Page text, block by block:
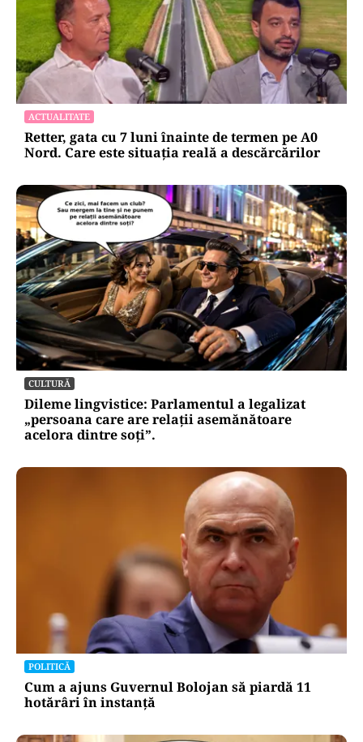
ACTUALITATE
Retter, gata cu 7 luni înainte de termen pe A0
Nord. Care este situația reală a descărcărilor
CULTURĂ
Dileme lingvistice: Parlamentul a legalizat
„persoana care are relații asemănătoare
acelora dintre soți”.
POLITICĂ
Cum a ajuns Guvernul Bolojan să piardă 11
hotărâri în instanță